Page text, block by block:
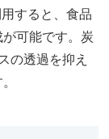
すると、食品
可能です。炭
の透過を抑え